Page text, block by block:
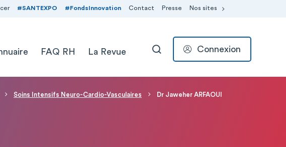
#SANTEXPO #FondsInnovation Contact Presse Nos sites
FAQ RH La Revue RECHERCHER
Connexion
Soins Intensifs Neuro-Cardio-Vasculaires Dr Jaweher ARFAOUI